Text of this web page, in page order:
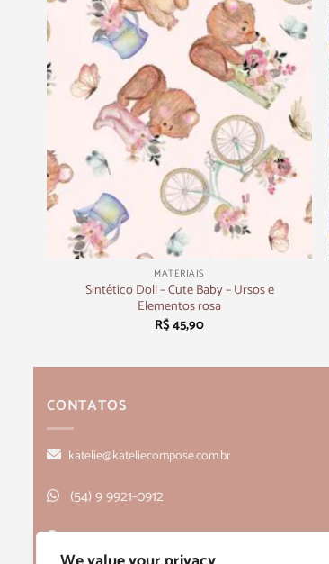
+
MATERIAIS
Sintético Doll – Cute Baby – Ursos e
Elementos rosa
R$45,90
CONTATOS
katelie@kateliecompose.com.br
(54) 9 9921-0912
Rua Alagoas, 166, sala 1, Bairro Humaitá